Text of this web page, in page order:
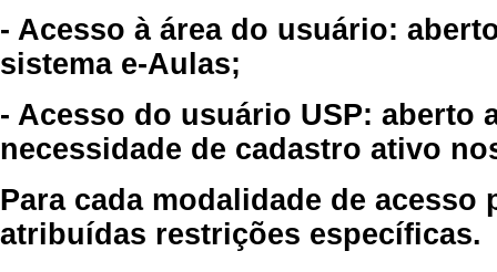
- Acesso à área do usuário:
sistema e-Aulas;
- Acesso do usuário USP: aberto
necessidade de cadastro ativo
Para cada modalidade de
atribuídas restrições específicas.